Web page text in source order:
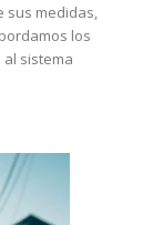
sus medidas,
los
sistema